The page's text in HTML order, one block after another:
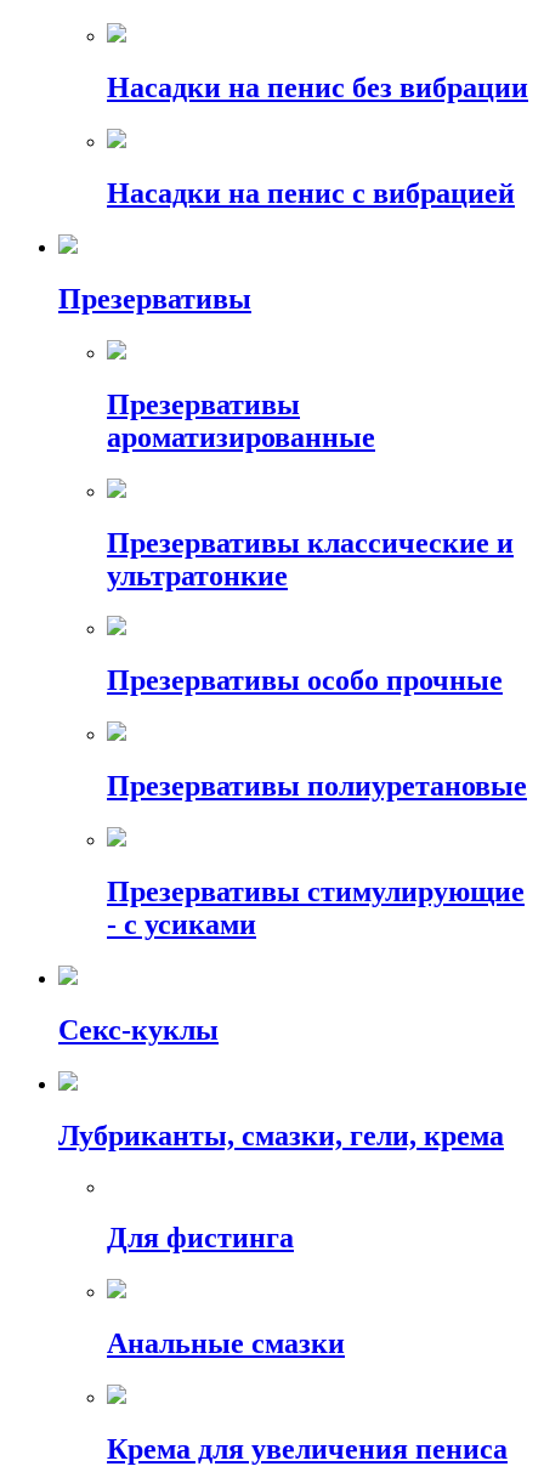
Насадки на пенис без вибрации
Насадки на пенис с вибрацией
Презервативы
Презервативы
ароматизированные
Презервативы классические и
ультратонкие
Презервативы особо прочные
Презервативы полиуретановые
Презервативы стимулирующие
- с усиками
Секс-куклы
Лубриканты, смазки, гели, крема
Для фистинга
Анальные смазки
Крема для увеличения пениса